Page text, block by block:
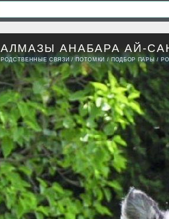
АЛМАЗЫ АНАБАРА АЙ-
РОДСТВЕННЫЕ СВЯЗИ /ПОТОМКИ /ПОДБОР ПАРЫ /